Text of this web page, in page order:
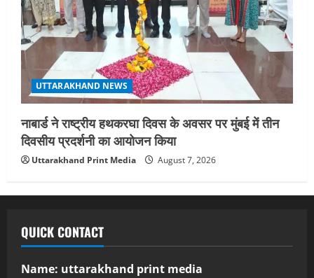
UTTARAKHAND NEWS
नाबार्ड ने राष्ट्रीय हथकरघा दिवस के अवसर पर मुंबई में तीन
दिवसीय प्रदर्शनी का आयोजन किया
Uttarakhand Print Media August 7, 2026
QUICK CONTACT
Name: uttarakhand print media